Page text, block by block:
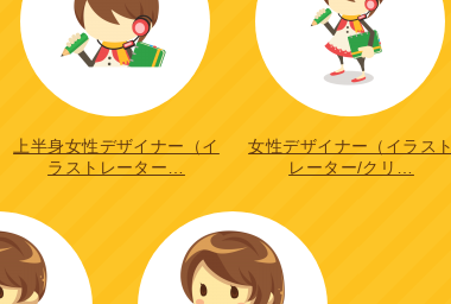
上半身女性デザイナー（イ
ラストレーター…
女性デザイナー（イラスト
レーター/クリ…